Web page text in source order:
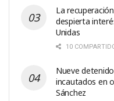
La
despierta
Unidas
10
Nueve
incautados en
Sánchez